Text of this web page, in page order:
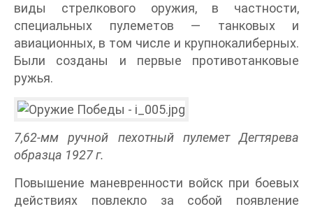
виды стрелкового оружия, в частности,
специальных пулеметов — танковых и
авиационных, в том числе и крупнокалиберных.
Были созданы и первые противотанковые
ружья.
7,62-мм ручной пехотный пулемет Дегтярева
образца 1927 г.
Повышение маневренности войск при боевых
действиях повлекло за собой появление